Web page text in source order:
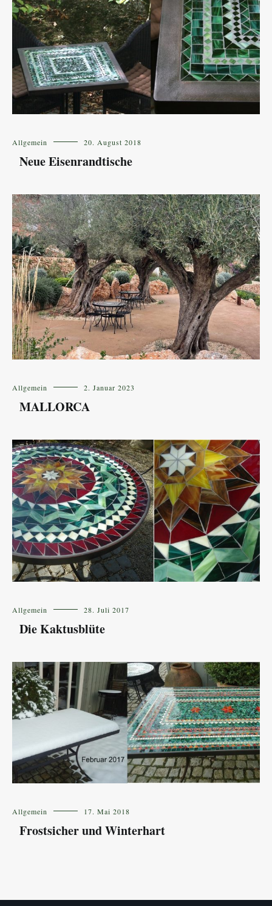
Allgemein 20. August 2018
Neue Eisenrandtische
Allgemein 2. Januar 2023
MALLORCA
Allgemein 28. Juli 2017
Die Kaktusblüte
Allgemein 17. Mai 2018
Frostsicher und Winterhart